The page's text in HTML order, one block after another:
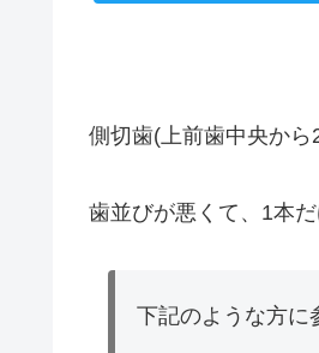
側切歯(上前歯中央から
歯並びが悪くて、1本
下記のような方に